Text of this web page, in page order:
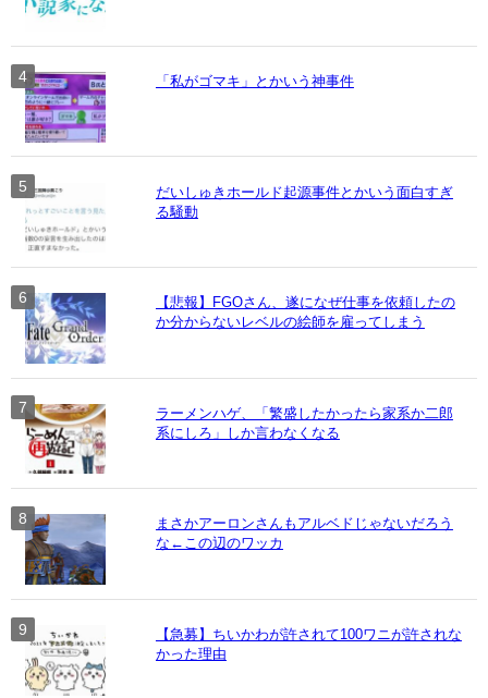
「私がゴマキ」とかいう神事件
だいしゅきホールド起源事件とかいう面白すぎ
る騒動
【悲報】FGOさん、遂になぜ仕事を依頼したの
か分からないレベルの絵師を雇ってしまう
ラーメンハゲ、「繁盛したかったら家系か二郎
系にしろ」しか言わなくなる
まさかアーロンさんもアルベドじゃないだろう
な←この辺のワッカ
【急募】ちいかわが許されて100ワニが許されな
かった理由